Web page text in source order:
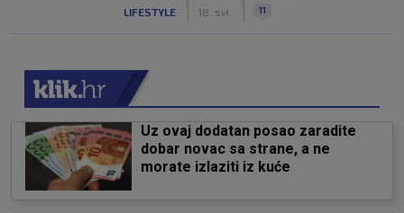
LIFESTYLE 18. svi. 11
Uz ovaj dodatan posao zaradite
dobar novac sa strane, a ne
morate izlaziti iz kuće